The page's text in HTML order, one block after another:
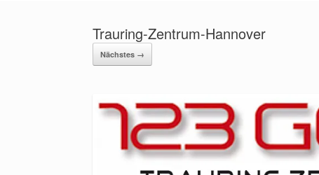
Trauring-Zentrum-Hannover
Nächstes →